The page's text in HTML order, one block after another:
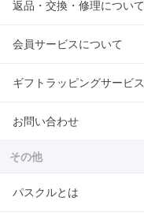
返品・交換・修理について
会員サービスについて
ギフトラッピングサービス
お問い合わせ
その他
パスクルとは